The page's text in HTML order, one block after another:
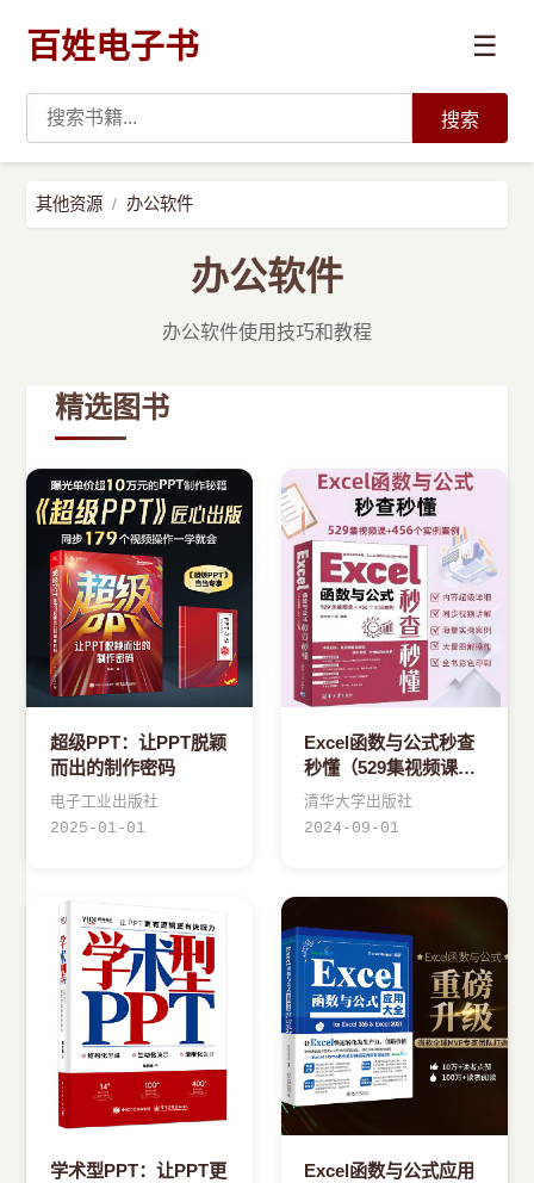
百姓电子书 ☰
学习路径
其他资源
搜索
其他资源 办公软件
办公软件
办公软件使用技巧和教程
精选图书
超级PPT：让PPT脱颖
而出的制作密码
电子工业出版社
2025-01-01
Excel函数与公式秒查
秒懂（529集视频课
+456个实操案例）
清华大学出版社
2024-09-01
学术型PPT：让PPT更
Excel函数与公式应用